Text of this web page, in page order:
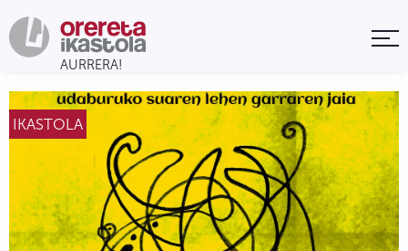
IKASTOLA